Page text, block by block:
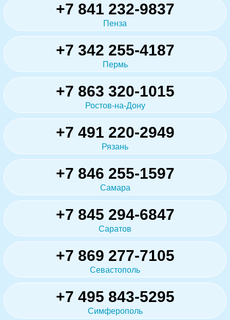
+7 841 232-9837
Пенза
+7 342 255-4187
Пермь
+7 863 320-1015
Ростов-на-Дону
+7 491 220-2949
Рязань
+7 846 255-1597
Самара
+7 845 294-6847
Саратов
+7 869 277-7105
Севастополь
+7 495 843-5295
Симферополь